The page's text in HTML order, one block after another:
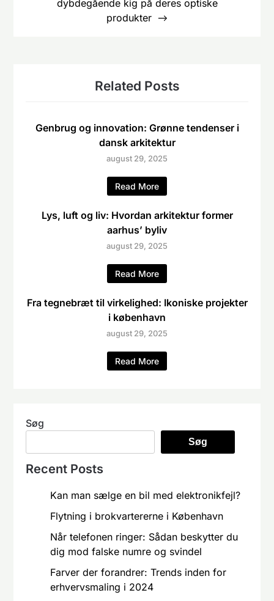
dybdegående kig på deres optiske
produkter
Related Posts
Genbrug og innovation: Grønne tendenser i
dansk arkitektur
august 29, 2025
Read More
Lys, luft og liv: Hvordan arkitektur former
aarhus’ byliv
august 29, 2025
Read More
Fra tegnebræt til virkelighed: Ikoniske projekter
i københavn
august 29, 2025
Read More
Søg
Søg
Recent Posts
Kan man sælge en bil med elektronikfejl?
Flytning i brokvartererne i København
Når telefonen ringer: Sådan beskytter du
dig mod falske numre og svindel
Farver der forandrer: Trends inden for
erhvervsmaling i 2024